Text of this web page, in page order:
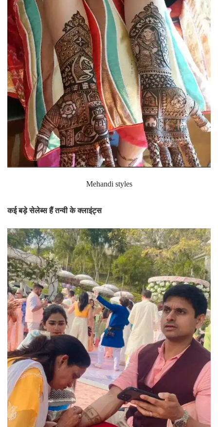
Mehandi styles
कई बड़े सेलेब्स हैं तन्वी के क्लाइंट्स